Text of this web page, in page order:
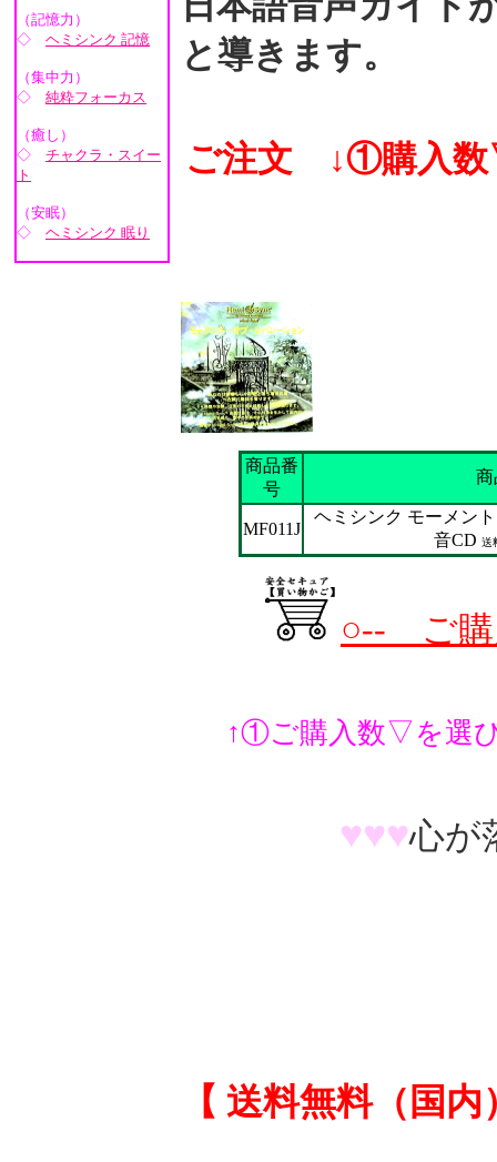
（記憶力）
◇ ヘミシンク 記憶
（集中力）
◇ 純粋フォーカス
（癒し）
◇ チャクラ・スイー
ト
（安眠）
◇ ヘミシンク 眠り
と導きます。
ご注文 ↓①購入数
商品番
号
商
MF011J
ヘミシンク モーメン
音CD 送
○-- ご購
↑①ご購入数▽を選
♥♥♥心が
【 送料無料（国内